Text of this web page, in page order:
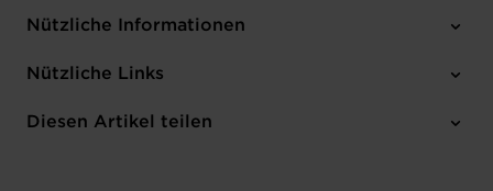
Nützliche Informationen
Dienstag 19 Aug 2025
Online Workshop
Nützliche Links
Anmelden
Diesen Artikel teilen